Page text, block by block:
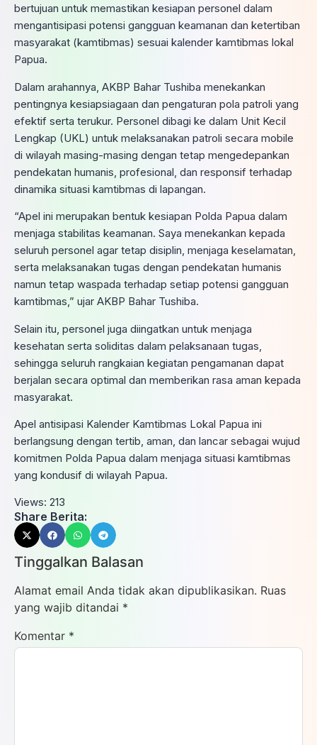
bertujuan untuk memastikan kesiapan personel dalam
mengantisipasi potensi gangguan keamanan dan ketertiban
masyarakat (kamtibmas) sesuai kalender kamtibmas lokal
Papua.
Dalam arahannya, AKBP Bahar Tushiba menekankan
pentingnya kesiapsiagaan dan pengaturan pola patroli yang
efektif serta terukur. Personel dibagi ke dalam Unit Kecil
Lengkap (UKL) untuk melaksanakan patroli secara mobile
di wilayah masing-masing dengan tetap mengedepankan
pendekatan humanis, profesional, dan responsif terhadap
dinamika situasi kamtibmas di lapangan.
“Apel ini merupakan bentuk kesiapan Polda Papua dalam
menjaga stabilitas keamanan. Saya menekankan kepada
seluruh personel agar tetap disiplin, menjaga keselamatan,
serta melaksanakan tugas dengan pendekatan humanis
namun tetap waspada terhadap setiap potensi gangguan
kamtibmas,” ujar AKBP Bahar Tushiba.
Selain itu, personel juga diingatkan untuk menjaga
kesehatan serta soliditas dalam pelaksanaan tugas,
sehingga seluruh rangkaian kegiatan pengamanan dapat
berjalan secara optimal dan memberikan rasa aman kepada
masyarakat.
Apel antisipasi Kalender Kamtibmas Lokal Papua ini
berlangsung dengan tertib, aman, dan lancar sebagai wujud
komitmen Polda Papua dalam menjaga situasi kamtibmas
yang kondusif di wilayah Papua.
Views: 213
Share Berita:
Tinggalkan Balasan
Alamat email Anda tidak akan dipublikasikan. Ruas
yang wajib ditandai *
Komentar *